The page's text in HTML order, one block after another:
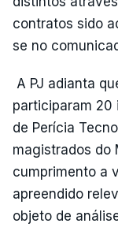
contratos sido
se no
A PJ adianta
participaram 20
de Perícia
magistrados do
cumprimento a
apreendido
objeto de